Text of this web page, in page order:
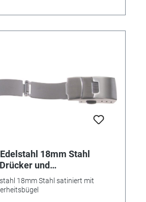
18mm Stahl
und
18mm Stahl satiniert mit